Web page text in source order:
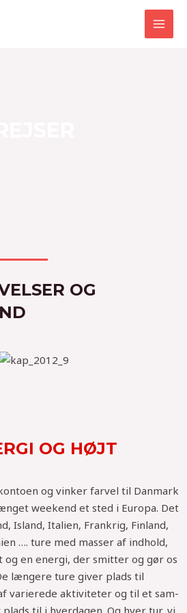
OG
OG HØJT
og vinker farvel til Danmark
weekend et sted i Europa. Det
Island, Italien, Frankrig, Finland,
…. ture med masser af indhold,
en energi, der smitter og gør os
længere ture giver plads til
varierede aktiviteter og til et sam-